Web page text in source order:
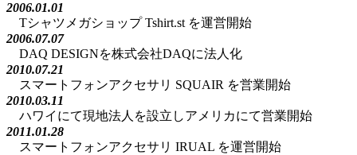
2006.01.01
Tシャツメガショップ Tshirt.st を運営開始
2006.07.07
DAQ DESIGNを株式会社DAQに法人化
2010.07.21
スマートフォンアクセサリ SQUAIR を営業開始
2010.03.11
ハワイにて現地法人を設立しアメリカにて営業開始
2011.01.28
スマートフォンアクセサリ IRUAL を運営開始